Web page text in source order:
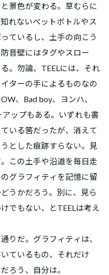
景色が変わる。草むらに
れないペットボトルやス
ているし、土手の向こう
音壁にはタグやスロー
。勿論、TEELには、それ
ターの手によるものなの
、Bad boy、ヨンハ、
ップもある。いずれも書
いる筈だったが、消えて
とした痕跡すらない。見
この土手や沿道を毎日走
グラフィティを記憶に留
うかだろう。別に、見ら
でもない、とTEELは考え
りだ。グラフィティは、
ているもの、それだけ
ろう、自分は。